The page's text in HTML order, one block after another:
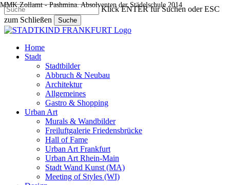
Skip
to
main
content
Klick ENTER für Suchen oder ESC
zum Schließen
Suche
Close
search
Menu
Home
Stadt
Stadtbilder
Abbruch & Neubau
Architektur
Allgemeines
Gastro & Shopping
Urban Art
Murals & Wandbilder
Freiluftgalerie Friedensbrücke
Hall of Fame
Urban Art Frankfurt
Urban Art Rhein-Main
Stadt Wand Kunst (MA)
Meeting of Styles (WI)
MMK Zollamt - Pashmina. Absolventen der Städelschule 2014